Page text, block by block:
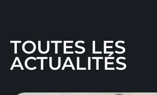
TOUTES LES
ACTUALITÉS